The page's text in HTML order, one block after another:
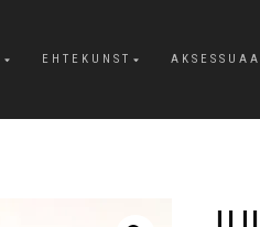
EHTEKUNST